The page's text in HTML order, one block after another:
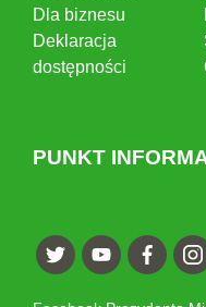
Dla biznesu
Deklaracja
dostępności
PUNKT